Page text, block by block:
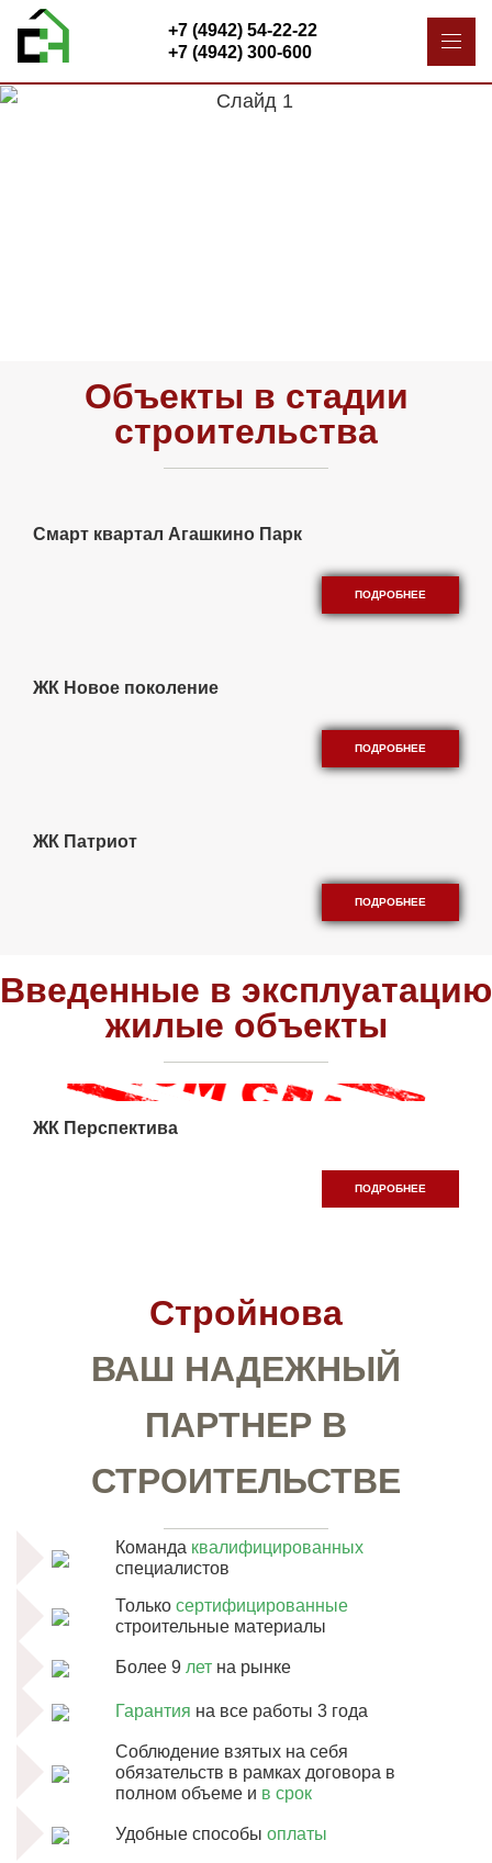
+7 (4942) 54-22-22
+7 (4942) 300-600
Объекты в стадии
строительства
Смарт квартал Агашкино Парк
ПОДРОБНЕЕ
ЖК Новое поколение
ПОДРОБНЕЕ
ЖК Патриот
ПОДРОБНЕЕ
Введенные в эксплуатацию
жилые объекты
ЖК Перспектива
ПОДРОБНЕЕ
Стройнова
ВАШ НАДЕЖНЫЙ
ПАРТНЕР В
СТРОИТЕЛЬСТВЕ
Команда квалифицированных
специалистов
Только сертифицированные
строительные материалы
Более 9 лет на рынке
Гарантия на все работы 3 года
Соблюдение взятых на себя
обязательств в рамках договора в
полном объеме и в срок
Удобные способы оплаты